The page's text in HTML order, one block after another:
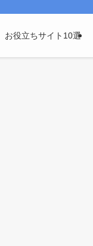
お役立ちサイト10選